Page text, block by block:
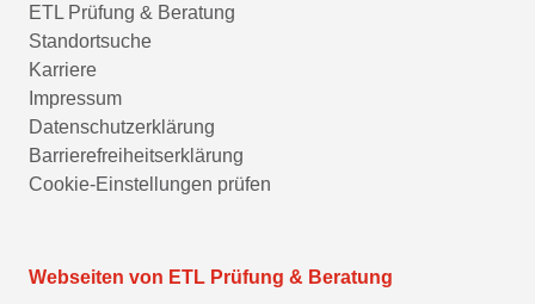
ETL Prüfung & Beratung
Standortsuche
Karriere
Impressum
Datenschutzerklärung
Barrierefreiheitserklärung
Cookie-Einstellungen prüfen
Webseiten von ETL Prüfung & Beratung